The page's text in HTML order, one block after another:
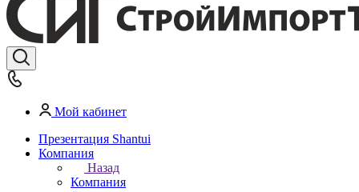
Мой кабинет
Презентация Shantui
Компания
Назад
Компания